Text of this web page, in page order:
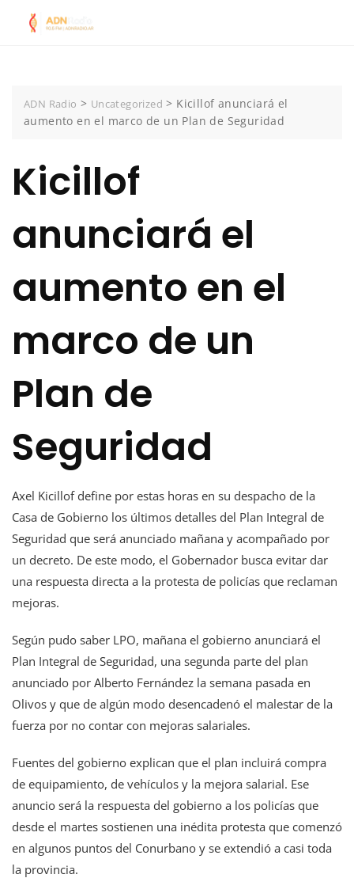
ADN Radio > Uncategorized > Kicillof anunciará el
aumento en el marco de un Plan de Seguridad
Kicillof
anunciará el
aumento en el
marco de un
Plan de
Seguridad
Axel Kicillof define por estas horas en su despacho de la
Casa de Gobierno los últimos detalles del Plan Integral de
Seguridad que será anunciado mañana y acompañado por
un decreto. De este modo, el Gobernador busca evitar dar
una respuesta directa a la protesta de policías que reclaman
mejoras.
Según pudo saber LPO, mañana el gobierno anunciará el
Plan Integral de Seguridad, una segunda parte del plan
anunciado por Alberto Fernández la semana pasada en
Olivos y que de algún modo desencadenó el malestar de la
fuerza por no contar con mejoras salariales.
Fuentes del gobierno explican que el plan incluirá compra
de equipamiento, de vehículos y la mejora salarial. Ese
anuncio será la respuesta del gobierno a los policías que
desde el martes sostienen una inédita protesta que comenzó
en algunos puntos del Conurbano y se extendió a casi toda
la provincia.